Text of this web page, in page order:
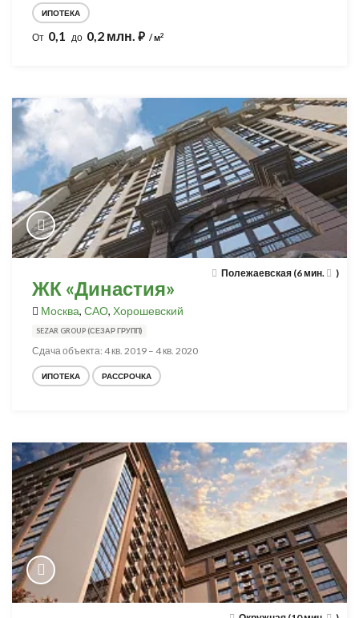
ИПОТЕКА
От 0,1 до 0,2 млн. ⃏ / м2
Полежаевская (6 мин. )
ЖК «Династия»
Москва, САО, Хорошевский
SEZAR GROUP (СЕЗАР ГРУПП)
Сдача объекта: 4 кв. 2019 – 4 кв. 2020
ИПОТЕКА РАССРОЧКА